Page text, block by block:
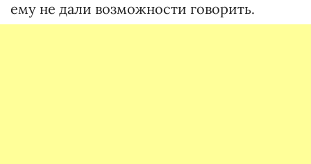
ему не дали возможности говорить.